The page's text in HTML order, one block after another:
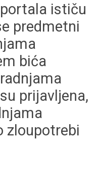
ističu
predmetni
bića
prijavljena,
zloupotrebi